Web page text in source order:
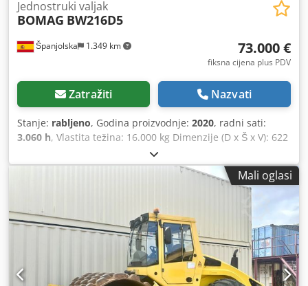
Španjolska 1.349 km
Jednostruki valjak
BOMAG BW216D5
73.000 €
fiksna cijena plus PDV
Zatražiti Nazvati
Stanje: rabljeno, Godina proizvodnje: 2020, radni sati:
3.060 h, Vlastita težina: 16.000 kg Dimenzije (D x Š x V): 622
x 230 x 299 cm Vrsta motora: Deutz DEUTZ TCD4.1 L-4 =
Dodatne opcije i oprema = - Grijano sjedalo Cedpfx Aeygu
Mali oglasi